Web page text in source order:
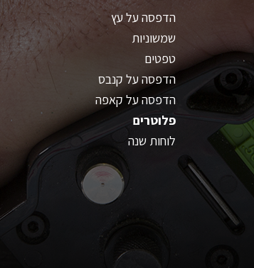
הדפסה על עץ
שמשוניות
טפטים
הדפסה על קנבס
הדפסה על קאפה
פלוטרים
לוחות שנה